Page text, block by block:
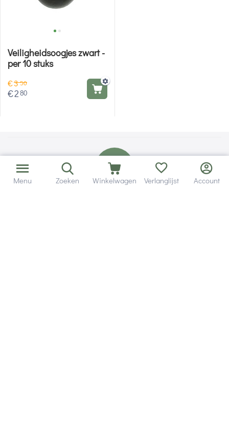
Veiligheidsoogjes zwart -
per 10 stuks
€350
€280
Menu Zoeken Winkelwagen Verlanglijst Account